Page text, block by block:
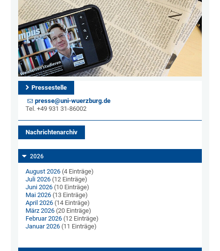
Pressestelle
presse@uni-wuerzburg.de
Tel. +49 931 31-86002
Nachrichtenarchiv
2026
August 2026 (4 Einträge)
Juli 2026 (12 Einträge)
Juni 2026 (10 Einträge)
Mai 2026 (13 Einträge)
April 2026 (14 Einträge)
März 2026 (20 Einträge)
Februar 2026 (12 Einträge)
Januar 2026 (11 Einträge)